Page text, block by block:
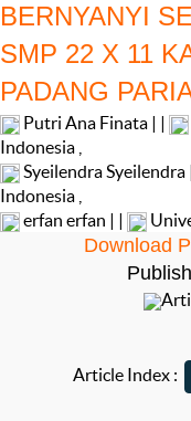
BERNYANYI
SMP 22 X 11
PADANG
Putri Ana Finata | |
Indonesia
Syeilendra Syeilendra |
Indonesia
erfan erfan | |
Download
Article Index :